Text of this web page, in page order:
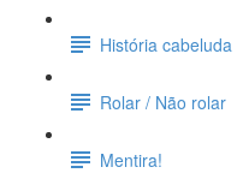
História cabeluda
Rolar / Não rolar
Mentira!